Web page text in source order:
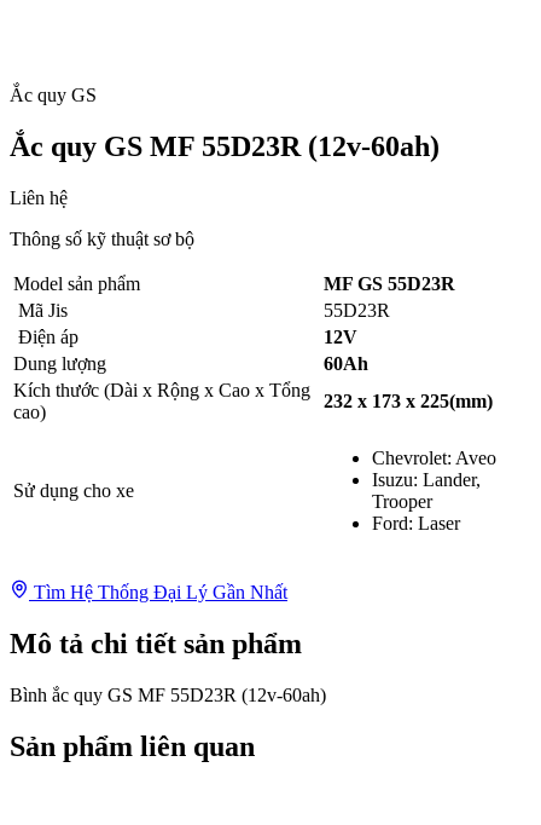
Ắc quy GS
Ắc quy GS MF 55D23R (12v-60ah)
Liên hệ
Thông số kỹ thuật sơ bộ
Model sản phẩm
MF GS 55D23R
Mã Jis
55D23R
Điện áp
12V
Dung lượng
60Ah
Kích thước (Dài x Rộng x Cao x Tổng
cao)
232 x 173 x 225(mm)
Sử dụng cho xe
Chevrolet: Aveo
Isuzu: Lander,
Trooper
Ford: Laser
Tìm Hệ Thống Đại Lý Gần Nhất
Mô tả chi tiết sản phẩm
Bình ắc quy GS MF 55D23R (12v-60ah)
Sản phẩm liên quan